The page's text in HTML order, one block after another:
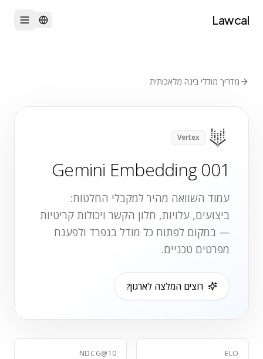
Lawcal
מדריך מודלי בינה מלאכותית
Vertex
Gemini Embedding 001
עמוד השוואה מהיר למקבלי החלטות:
ביצועים, עלויות, חלון הקשר ויכולות קריטיות
— במקום לפתוח כל מודל בנפרד ולפענח
מפרטים טכניים.
רוצים המלצה לארגון?
ELO
NDCG@10